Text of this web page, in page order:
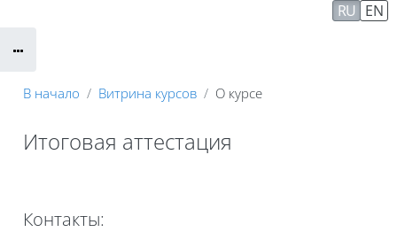
RU EN
В начало Витрина курсов О курсе
Итоговая аттестация
Контакты: